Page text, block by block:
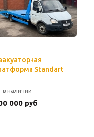
Standart
в наличии
000 руб